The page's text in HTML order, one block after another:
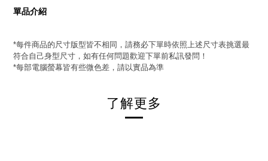
單品介紹
*每件商品的尺寸版型皆不相同，請務必下單時依照上述尺寸表挑選最
符合自己身型尺寸，如有任何問題歡迎下單前私訊發問！
*每部電腦螢幕皆有些微色差，請以實品為準
了解更多